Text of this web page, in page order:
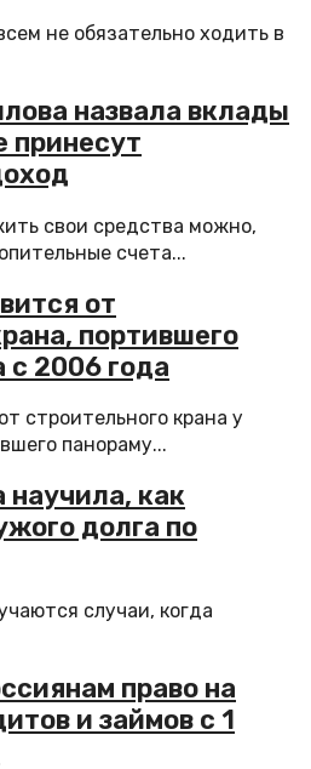
не обязательно ходить в
назвала вклады
принесут
свои средства можно,
счета...
от
портившего
с 2006 года
строительного крана у
панораму...
как
долга по
случаи, когда
право на
и займов с 1